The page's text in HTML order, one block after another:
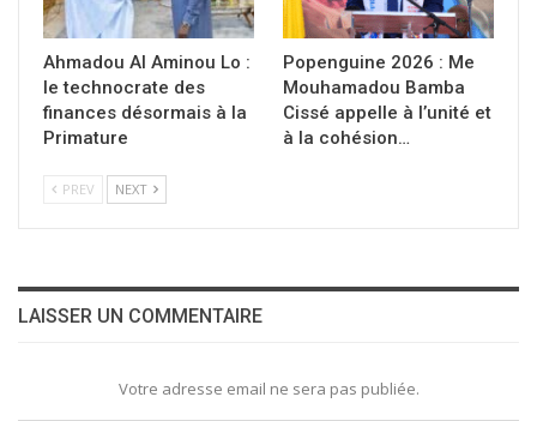
Ahmadou Al Aminou Lo :
le technocrate des
finances désormais à la
Primature
Popenguine 2026 : Me
Mouhamadou Bamba
Cissé appelle à l’unité et
à la cohésion…
PREV NEXT
LAISSER UN COMMENTAIRE
Votre adresse email ne sera pas publiée.